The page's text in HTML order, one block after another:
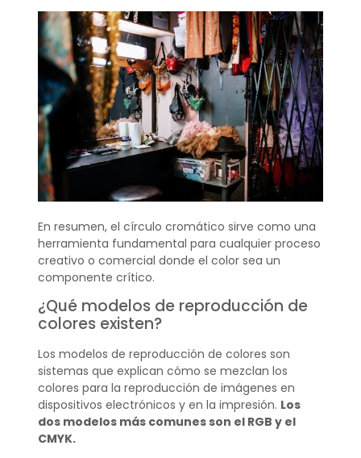
En resumen, el círculo cromático sirve como una
herramienta fundamental para cualquier proceso
creativo o comercial donde el color sea un
componente crítico.
¿Qué modelos de reproducción de
colores existen?
Los modelos de reproducción de colores son
sistemas que explican cómo se mezclan los
colores para la reproducción de imágenes en
dispositivos electrónicos y en la impresión. Los
dos modelos más comunes son el RGB y el
CMYK.